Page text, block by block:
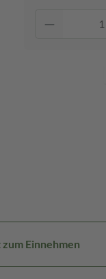
Einnehmen